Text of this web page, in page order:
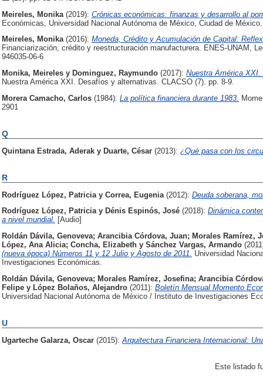
Meireles, Monika (2019): Crónicas económicas: finanzas y desarrollo al
Económicas, Universidad Nacional Autónoma de México, Ciudad de
Meireles, Monika (2016): Moneda, Crédito y Acumulación de Capital:
Financiarización, crédito y reestructuración manufacturera. ENES-UNAM,
946035-06-6
Monika, Meireles y Dominguez, Raymundo (2017): Nuestra América
Nuestra América XXI. Desafíos y alternativas. CLACSO (7). pp. 8-9.
Morera Camacho, Carlos (1984): La política financiera durante 1983.
2901
Q
Quintana Estrada, Aderak y Duarte, César (2013): ¿Qué pasa con los
R
Rodríguez López, Patricia y Correa, Eugenia (2012): Deuda soberana,
Rodríguez López, Patriciay Dénis Espinós, José (2018): Dinámica
a nivel mundial. [Audio]
Roldán Dávila, Genoveva; Arancibia Córdova, Juan; Morales Ramírez,
López, Ana Alicia; Concha, Elizabeth y Sánchez Vargas, Armando
(nueva época) Números 11 y 12 Julio y Agosto de 2011. Universidad
Investigaciones Económicas.
Roldán Dávila, Genoveva; Morales Ramírez, Josefina; Arancibia
Felipe y López Bolaños, Alejandro (2011): Boletín Mensual Momento
Universidad Nacional Autónoma de México / Instituto de Investigaciones
U
Ugarteche Galarza, Oscar (2015): Arquitectura Financiera Internacional:
Este listado